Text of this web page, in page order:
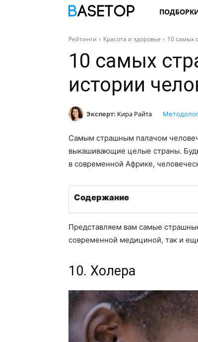
Рейтинги Красота и здоровье 10 самых
10 самых
истории
Эксперт: Кира Райта
Самым страшным палачом
выкашивающие целые страны.
в современной Африке,
Содержание
Представляем вам самые
современной медициной, так и
10. Холера